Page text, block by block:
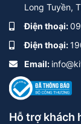
Long Tuyền,
Điện thoại:
Điện thoại:
Email:
Hỗ trợ khách